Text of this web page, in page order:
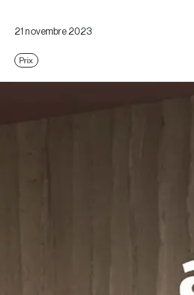
21 novembre 2023
Prix